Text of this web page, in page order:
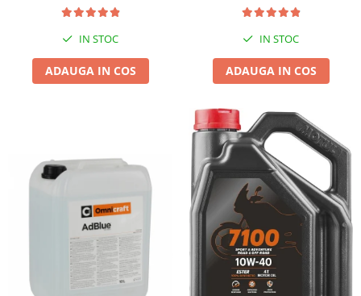
Genti bagaje moto
Suporti si placi prindere
IN STOC
ADAUGA IN COS
IN STOC
ADAUGA IN COS